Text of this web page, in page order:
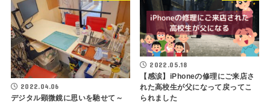
2022.04.06
デジタル顕微鏡に思いを馳せて～
2022.05.18
【感涙】iPhoneの修理にご来店さ
れた高校生が父になって戻ってこ
られました